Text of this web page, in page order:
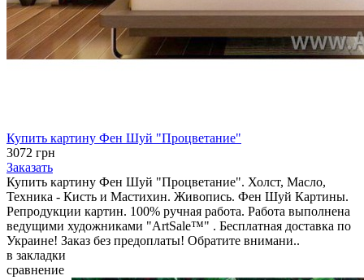
Купить картину Фен Шуй "Процветание"
3072 грн
Заказать
Купить картину Фен Шуй "Процветание". Холст, Масло,
Техника - Кисть и Мастихин. Живопись. Фен Шуй Картины.
Репродукции картин. 100% ручная работа. Работа выполнена
ведущими художниками "ArtSale™" . Бесплатная доставка по
Украине! Заказ без предоплаты! Обратите внимани..
в закладки
сравнение